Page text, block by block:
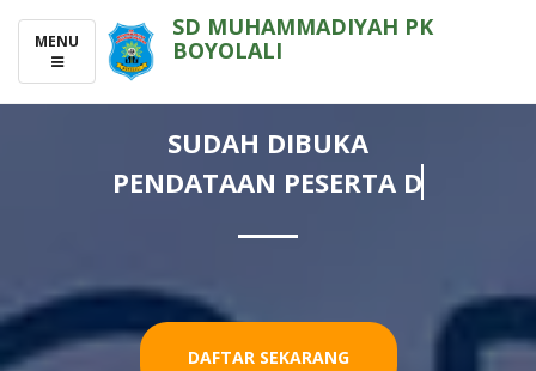
TOGGLE
NAVIGATION
SD MUHAMMADIYAH PK
BOYOLALI
SUDAH DIBUKA
PENDATAAN PESERTA DIDIK
DAFTAR SEKARANG